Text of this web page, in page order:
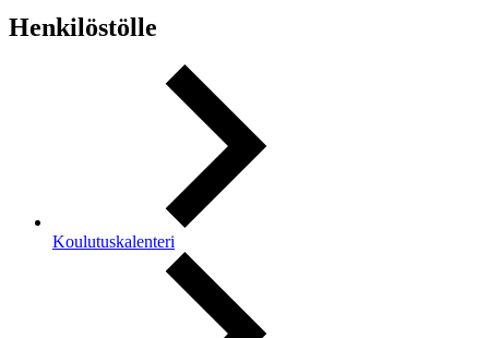
Henkilöstölle
Koulutuskalenteri